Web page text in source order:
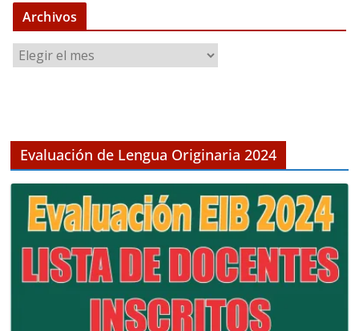
Archivos
r
o
Evaluación de Lengua Originaria 2024